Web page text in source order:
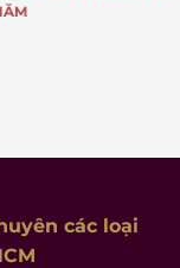
các loại